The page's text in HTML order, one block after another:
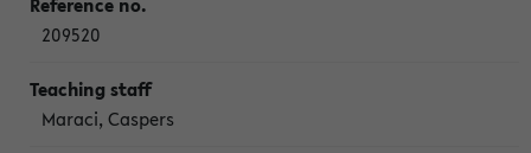
209520
Maraci, Caspers